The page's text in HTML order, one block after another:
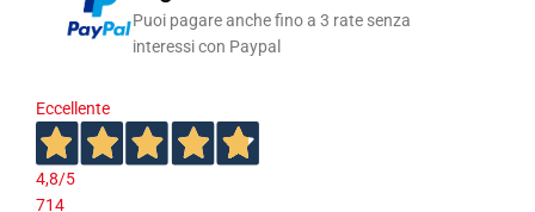
Puoi pagare anche fino a 3 rate senza
interessi con Paypal
Eccellente
4,8/5
714